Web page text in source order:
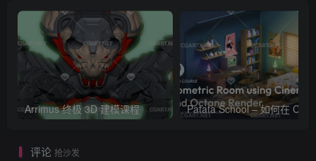
Arrimus 终极 3D 建模课程
评论 抢沙发